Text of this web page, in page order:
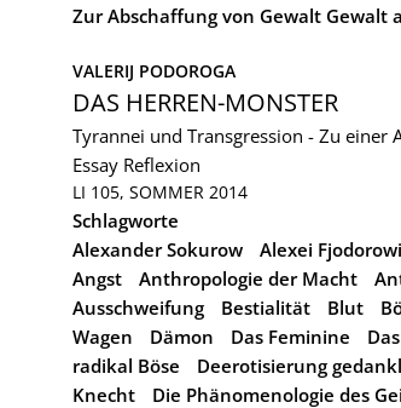
Zur Abschaffung von Gewalt Gewalt
VALERIJ PODOROGA
DAS HERREN-MONSTER
Tyrannei und Transgression - Zu einer
Essay Reflexion
LI 105, SOMMER 2014
Schlagworte
Alexander Sokurow
Alexei
Angst
Anthropologie der Macht
Ausschweifung
Bestialität Blut
Wagen
Dämon Das Feminine
radikal Böse
Deerotisierung
Knecht
Die Phänomenologie des